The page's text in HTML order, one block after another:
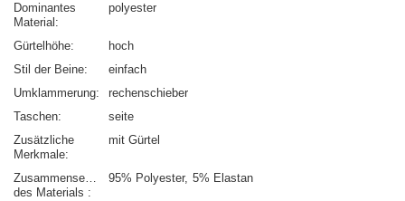
Dominantes
Material
polyester
Gürtelhöhe
hoch
Stil der Beine
einfach
Umklammerung
rechenschieber
Taschen
seite
Zusätzliche
Merkmale
mit Gürtel
Zusammensetzung
des Materials
95% Polyester 5% Elastan